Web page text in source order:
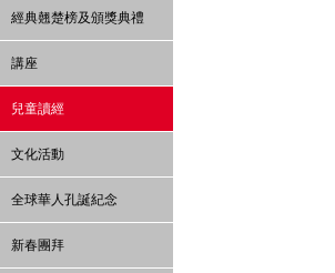
經典翹楚榜及頒獎典禮
講座
兒童讀經
文化活動
全球華人孔誕紀念
新春團拜